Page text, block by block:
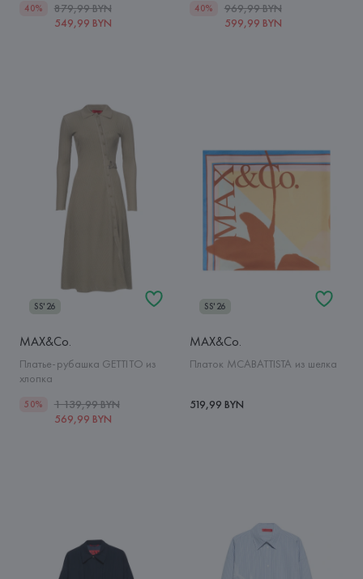
40%
879,99 BYN
549,99 BYN
40%
969,99 BYN
599,99 BYN
SS'26
MAX&Co.
Платье-рубашка GETTITO из
хлопка
50%
1 139,99 BYN
569,99 BYN
SS'26
MAX&Co.
Платок MCABATTISTA из шелка
519,99 BYN